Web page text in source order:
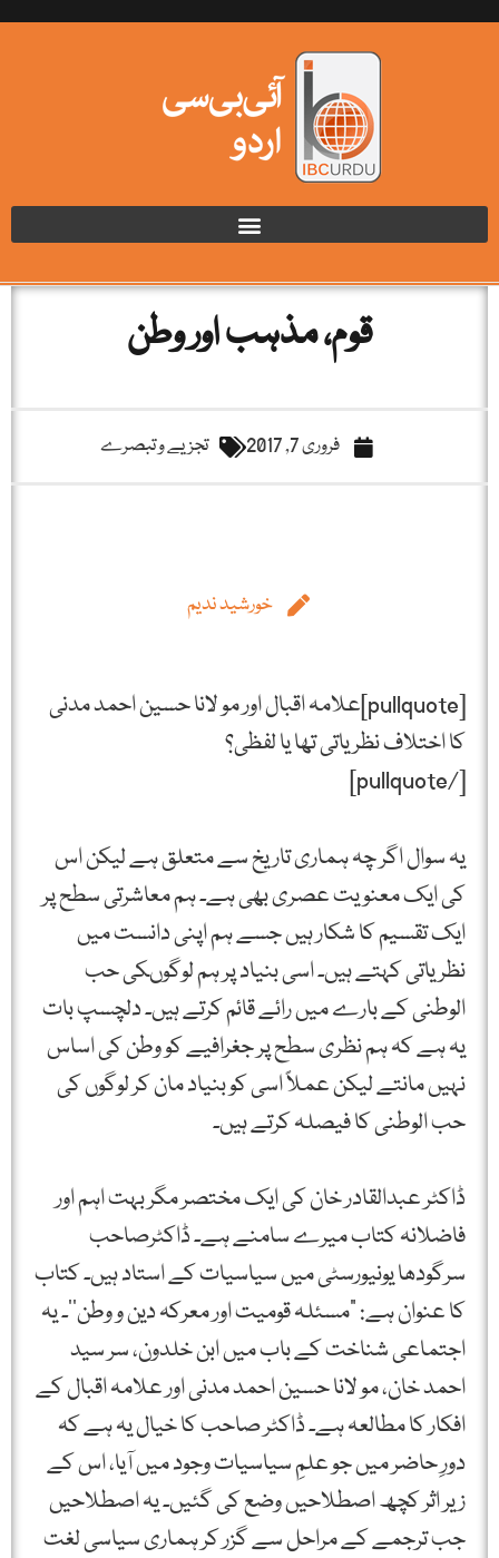
قوم، مذہب اور وطن
فروری 7, 2017 تجزیے و تبصرے
خورشید ندیم
[pullquote]علامہ اقبال اور مو لانا حسین احمد مدنی
کا اختلاف نظریاتی تھا یا لفظی؟
[/pullquote]
یہ سوال اگر چہ ہماری تاریخ سے متعلق ہے لیکن اس
کی ایک معنویت عصری بھی ہے۔ ہم معاشرتی سطح پر
ایک تقسیم کا شکار ہیں جسے ہم اپنی دانست میں
نظریاتی کہتے ہیں۔ اسی بنیاد پر ہم لوگوںکی حب
الوطنی کے بارے میں رائے قائم کرتے ہیں۔ دلچسپ بات
یہ ہے کہ ہم نظری سطح پر جغرافیے کو وطن کی اساس
نہیں مانتے لیکن عملاً اسی کو بنیاد مان کر لوگوں کی
حب الوطنی کا فیصلہ کرتے ہیں۔
ڈاکٹر عبدالقادر خان کی ایک مختصر مگر بہت اہم اور
فاضلانہ کتاب میرے سامنے ہے۔ ڈاکٹرصاحب
سرگودھا یونیورسٹی میں سیاسیات کے استاد ہیں۔ کتاب
کا عنوان ہے: ”مسئلہ قومیت اور معرکہ دین و وطن‘‘۔ یہ
اجتماعی شناخت کے باب میں ابن خلدون، سر سید
احمد خان، مو لانا حسین احمد مدنی اور علامہ اقبال کے
افکار کا مطالعہ ہے۔ ڈاکٹر صاحب کا خیال یہ ہے کہ
دورِ حاضر میں جو علمِ سیاسیات وجود میں آیا، اس کے
زیر اثر کچھ اصطلاحیں وضع کی گئیں۔ یہ اصطلاحیں
جب ترجمے کے مراحل سے گزر کر ہماری سیاسی لغت